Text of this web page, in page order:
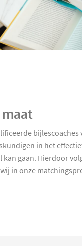
bijlescoaches
in het
gaan. Hierdoor
in onze